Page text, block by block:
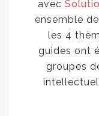
avec
ensemble
les 4
guides ont
groupes